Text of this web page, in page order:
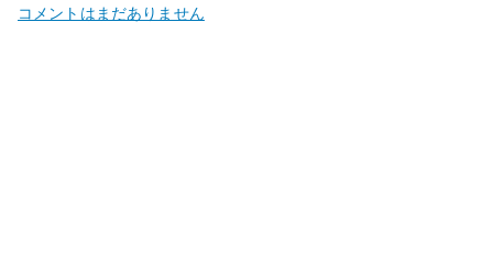
美
コメントはまだありません